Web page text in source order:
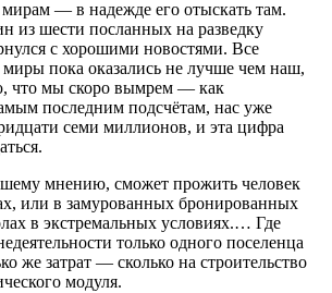
— в надежде его отыскать там.
из шести посланных на разведку
с хорошими новостями. Все
пока оказались не лучше чем наш,
что мы скоро вымрем — как
последним подсчётам, нас уже
семи миллионов, и эта цифра
мнению, сможет прожить человек
или в замурованных бронированных
в экстремальных условиях.… Где
только одного поселенца
же затрат — сколько на строительство
модуля.